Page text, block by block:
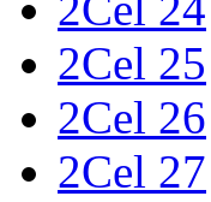
2Cel 25
2Cel 26
2Cel 27